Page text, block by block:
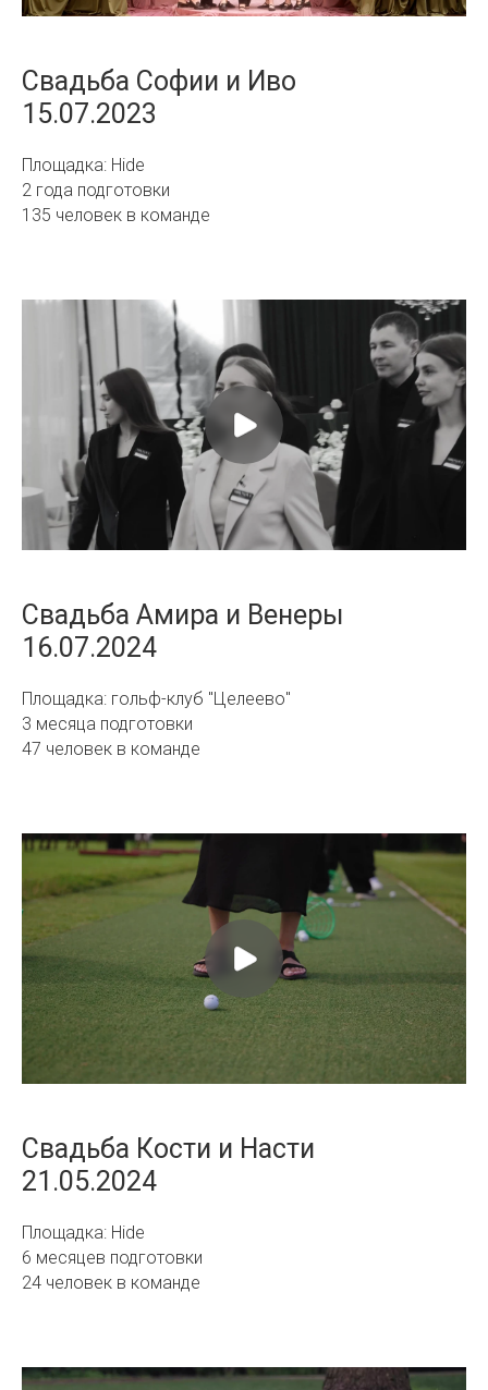
Свадьба Софии и Иво
15.07.2023
Площадка: Hide
2 года подготовки
135 человек в команде
Свадьба Амира и Венеры
16.07.2024
Площадка: гольф-клуб "Целеево"
3 месяца подготовки
47 человек в команде
Свадьба Кости и Насти
21.05.2024
Площадка: Hide
6 месяцев подготовки
24 человек в команде